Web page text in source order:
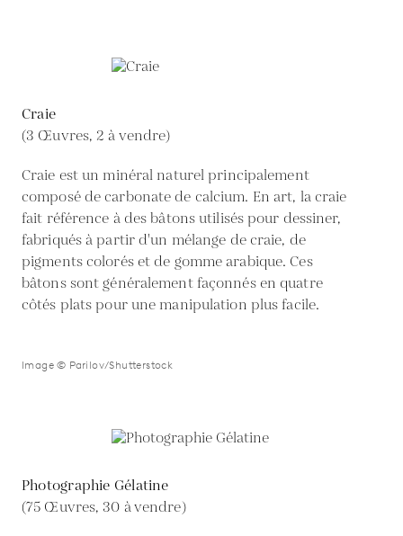
Craie
(3 Œuvres, 2 à vendre)
Craie est un minéral naturel principalement
composé de carbonate de calcium. En art, la craie
fait référence à des bâtons utilisés pour dessiner,
fabriqués à partir d'un mélange de craie, de
pigments colorés et de gomme arabique. Ces
bâtons sont généralement façonnés en quatre
côtés plats pour une manipulation plus facile.
Image © Parilov/Shutterstock
Photographie Gélatine
(75 Œuvres, 30 à vendre)